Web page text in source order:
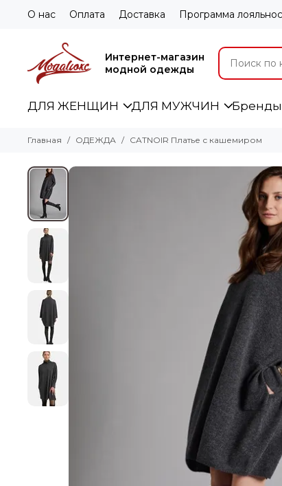
О нас Оплата Доставка Программа
Интернет-магазин
модной одежды
ДЛЯ ЖЕНЩИН ДЛЯ МУЖЧИН Бренды
Главная ОДЕЖДА CATNOIR Платье с кашемиром